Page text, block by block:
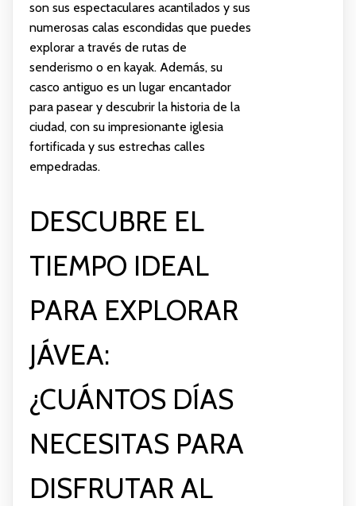
son sus espectaculares acantilados y sus
numerosas calas escondidas que puedes
explorar a través de rutas de
senderismo o en kayak. Además, su
casco antiguo es un lugar encantador
para pasear y descubrir la historia de la
ciudad, con su impresionante iglesia
fortificada y sus estrechas calles
empedradas.
DESCUBRE EL
TIEMPO IDEAL
PARA EXPLORAR
JÁVEA:
¿CUÁNTOS DÍAS
NECESITAS PARA
DISFRUTAR AL